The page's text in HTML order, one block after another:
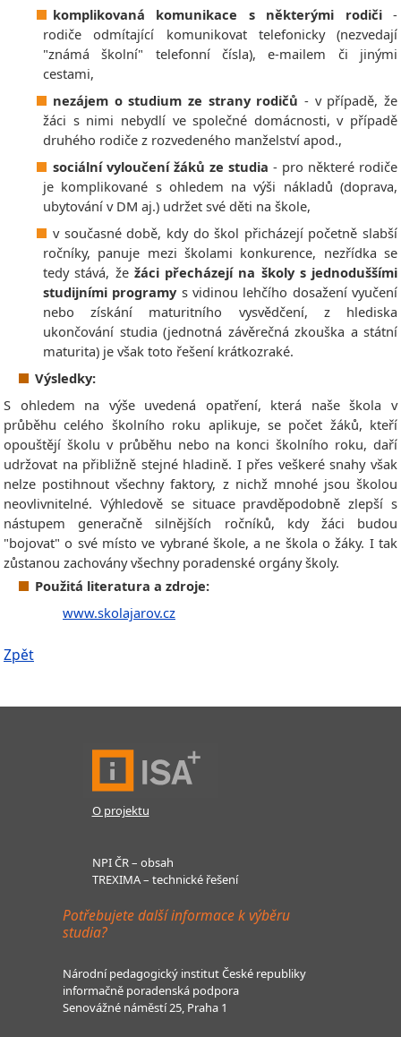
komplikovaná komunikace s některými rodiči-
rodiče odmítající komunikovat telefonicky (nezvedají
"známá školní" telefonní čísla), e-mailem či jinými
cestami,
nezájem o studium ze strany rodičů - v případě, že
žáci s nimi nebydlí ve společné domácnosti, v případě
druhého rodiče z rozvedeného manželství apod.,
sociální vyloučení žáků ze studia - pro některé rodiče
je komplikované s ohledem na výši nákladů (doprava,
ubytování v DM aj.) udržet své děti na škole,
v současné době, kdy do škol přicházejí početně slabší
ročníky, panuje mezi školami konkurence, nezřídka se
tedy stává, že žáci přecházejí na školy s jednoduššími
studijními programys vidinou lehčího dosažení vyučení
nebo získání maturitního vysvědčení, z hlediska
ukončování studia (jednotná závěrečná zkouška a státní
maturita) je však toto řešení krátkozraké.
Výsledky:
S ohledem na výše uvedená opatření, která naše škola v
průběhu celého školního roku aplikuje, se počet žáků, kteří
opouštějí školu v průběhu nebo na konci školního roku, daří
udržovat na přibližně stejné hladině. I přes veškeré snahy však
nelze postihnout všechny faktory, z nichž mnohé jsou školou
neovlivnitelné. Výhledově se situace pravděpodobně zlepší s
nástupem generačně silnějších ročníků, kdy žáci budou
"bojovat" o své místo ve vybrané škole, a ne škola o žáky. I tak
zůstanou zachovány všechny poradenské orgány školy.
Použitá literatura a zdroje:
www.skolajarov.cz
Zpět
O projektu
NPI ČR – obsah
TREXIMA – technické řešení
Potřebujete další informace k výběru
studia?
Národní pedagogický institut České republiky
informačně poradenská podpora
Senovážné náměstí 25, Praha 1